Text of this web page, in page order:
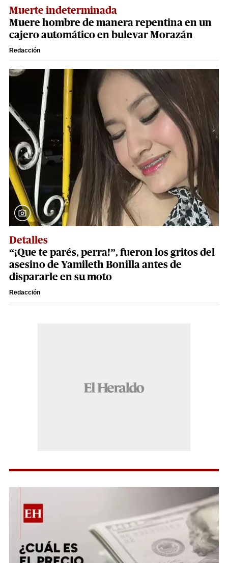
Muerte indeterminada
Muere hombre de manera repentina en un
cajero automático en bulevar Morazán
Redacción
Detalles
“¡Que te parés, perra!”, fueron los gritos del
asesino de Yamileth Bonilla antes de
dispararle en su moto
Redacción